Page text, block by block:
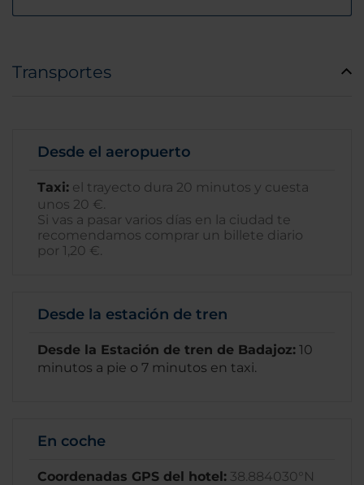
Transportes
Desde el aeropuerto
Taxi: el trayecto dura 20 minutos y cuesta
unos 20 €.
Si vas a pasar varios días en la ciudad te
recomendamos comprar un billete diario
por 1,20 €.
Desde la estación de tren
Desde la Estación de tren de Badajoz: 10
minutos a pie o 7 minutos en taxi.
En coche
Coordenadas GPS del hotel: 38.884030°N